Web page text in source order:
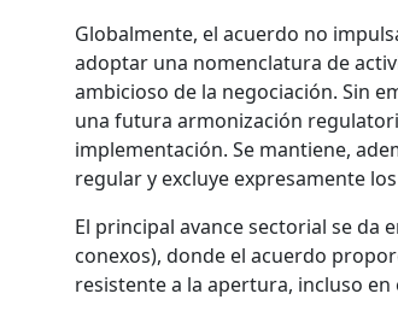
Globalmente, el acuerdo no
adoptar una nomenclatura de
ambicioso de la negociación. Sin
una futura armonización
implementación. Se mantiene,
regular y excluye expresamente
El principal avance sectorial se
conexos), donde el acuerdo
resistente a la apertura, incluso